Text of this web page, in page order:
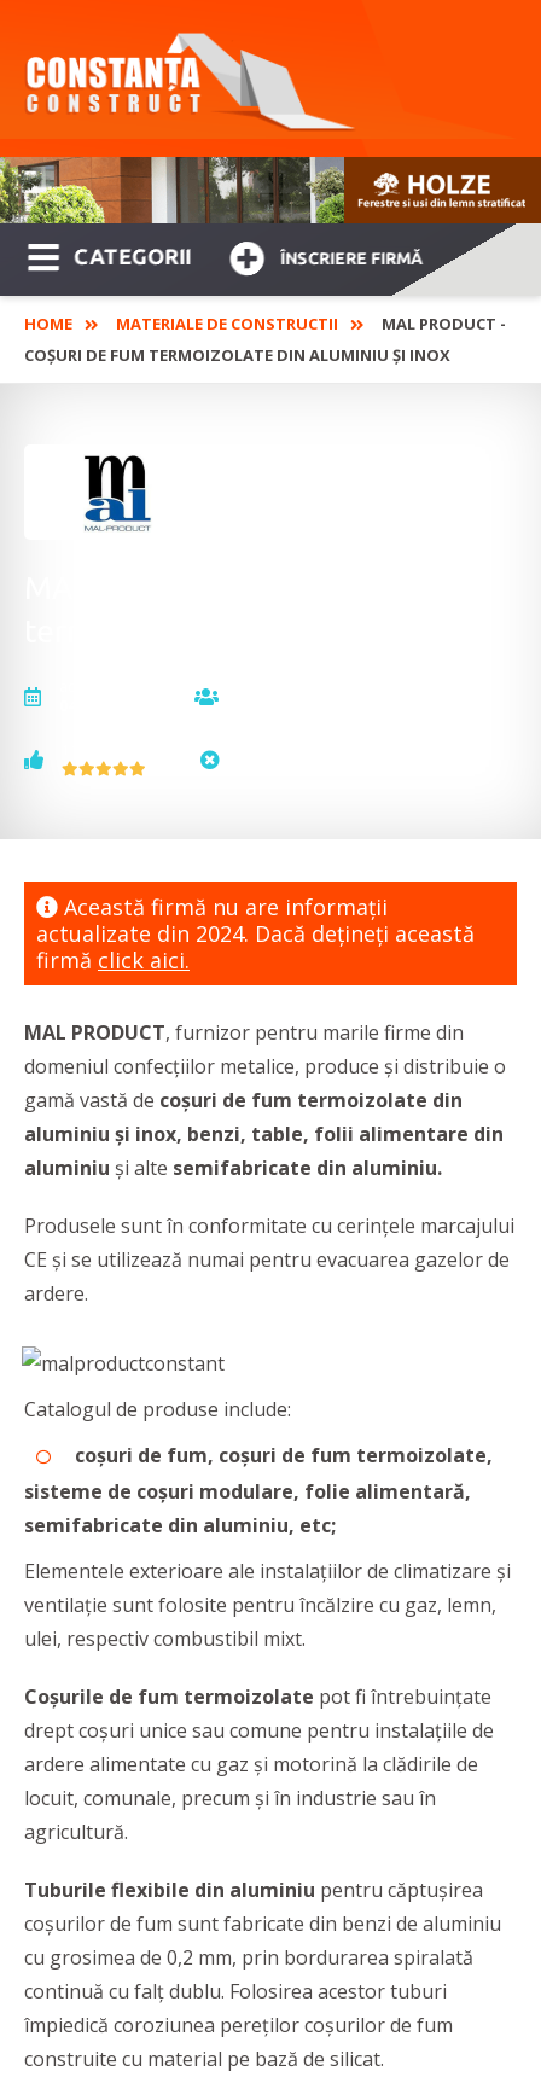
CATEGORII ÎNSCRIERE FIRMĂ
HOME MATERIALE DE CONSTRUCTII
MAL PRODUCT -
COȘURI DE FUM TERMOIZOLATE DIN ALUMINIU ȘI INOX
Această firmă nu are informaţii
actualizate din 2024. Dacă dețineți această
firmă click aici.
MAL PRODUCT, furnizor pentru marile firme din
domeniul confecțiilor metalice, produce și distribuie o
gamă vastă de coșuri de fum termoizolate din
aluminiu și inox, benzi, table, folii alimentare din
aluminiu și alte semifabricate din aluminiu.
Produsele sunt în conformitate cu cerințele marcajului
CE și se utilizează numai pentru evacuarea gazelor de
ardere.
Catalogul de produse include:
coșuri de fum, coșuri de fum termoizolate,
sisteme de coșuri modulare, folie alimentară,
semifabricate din aluminiu, etc;
Elementele exterioare ale instalațiilor de climatizare și
ventilație sunt folosite pentru încălzire cu gaz, lemn,
ulei, respectiv combustibil mixt.
Coșurile de fum termoizolate pot fi întrebuințate
drept coșuri unice sau comune pentru instalațiile de
ardere alimentate cu gaz și motorină la clădirile de
locuit, comunale, precum și în industrie sau în
agricultură.
Tuburile flexibile din aluminiu pentru căptușirea
coșurilor de fum sunt fabricate din benzi de aluminiu
cu grosimea de 0,2 mm, prin bordurarea spiralată
continuă cu falț dublu. Folosirea acestor tuburi
împiedică coroziunea pereților coșurilor de fum
construite cu material pe bază de silicat.